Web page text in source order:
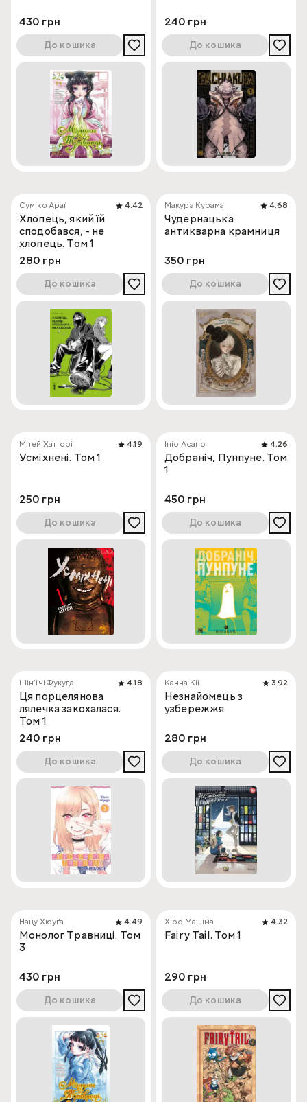
430 грн
До кошика
240 грн
До кошика
Суміко Араї 4.42
Хлопець, який їй
сподобався, - не
хлопець. Том 1
280 грн
До кошика
Макура Курама 4.68
Чудернацька
антикварна крамниця
350 грн
До кошика
Мітей Хатторі 4.19
Усміхнені. Том 1
250 грн
До кошика
Ініо Асано 4.26
Добраніч, Пунпуне. Том
1
450 грн
До кошика
Шін'ічі Фукуда 4.18
Ця порцелянова
лялечка закохалася.
Том 1
240 грн
До кошика
Канна Кіі 3.92
Незнайомець з
узбережжя
280 грн
До кошика
Нацу Хюуґа 4.49
Монолог Травниці. Том
3
430 грн
До кошика
Хіро Машіма 4.32
Fairy Tail. Том 1
290 грн
До кошика